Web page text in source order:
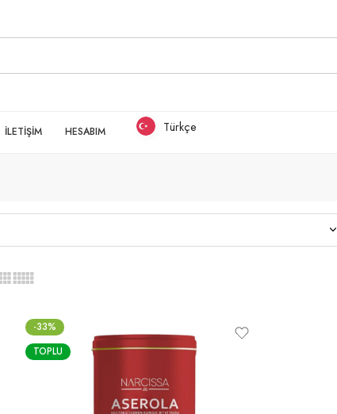
İLETİŞİM HESABIM Türkçe
-33%
TOPLU